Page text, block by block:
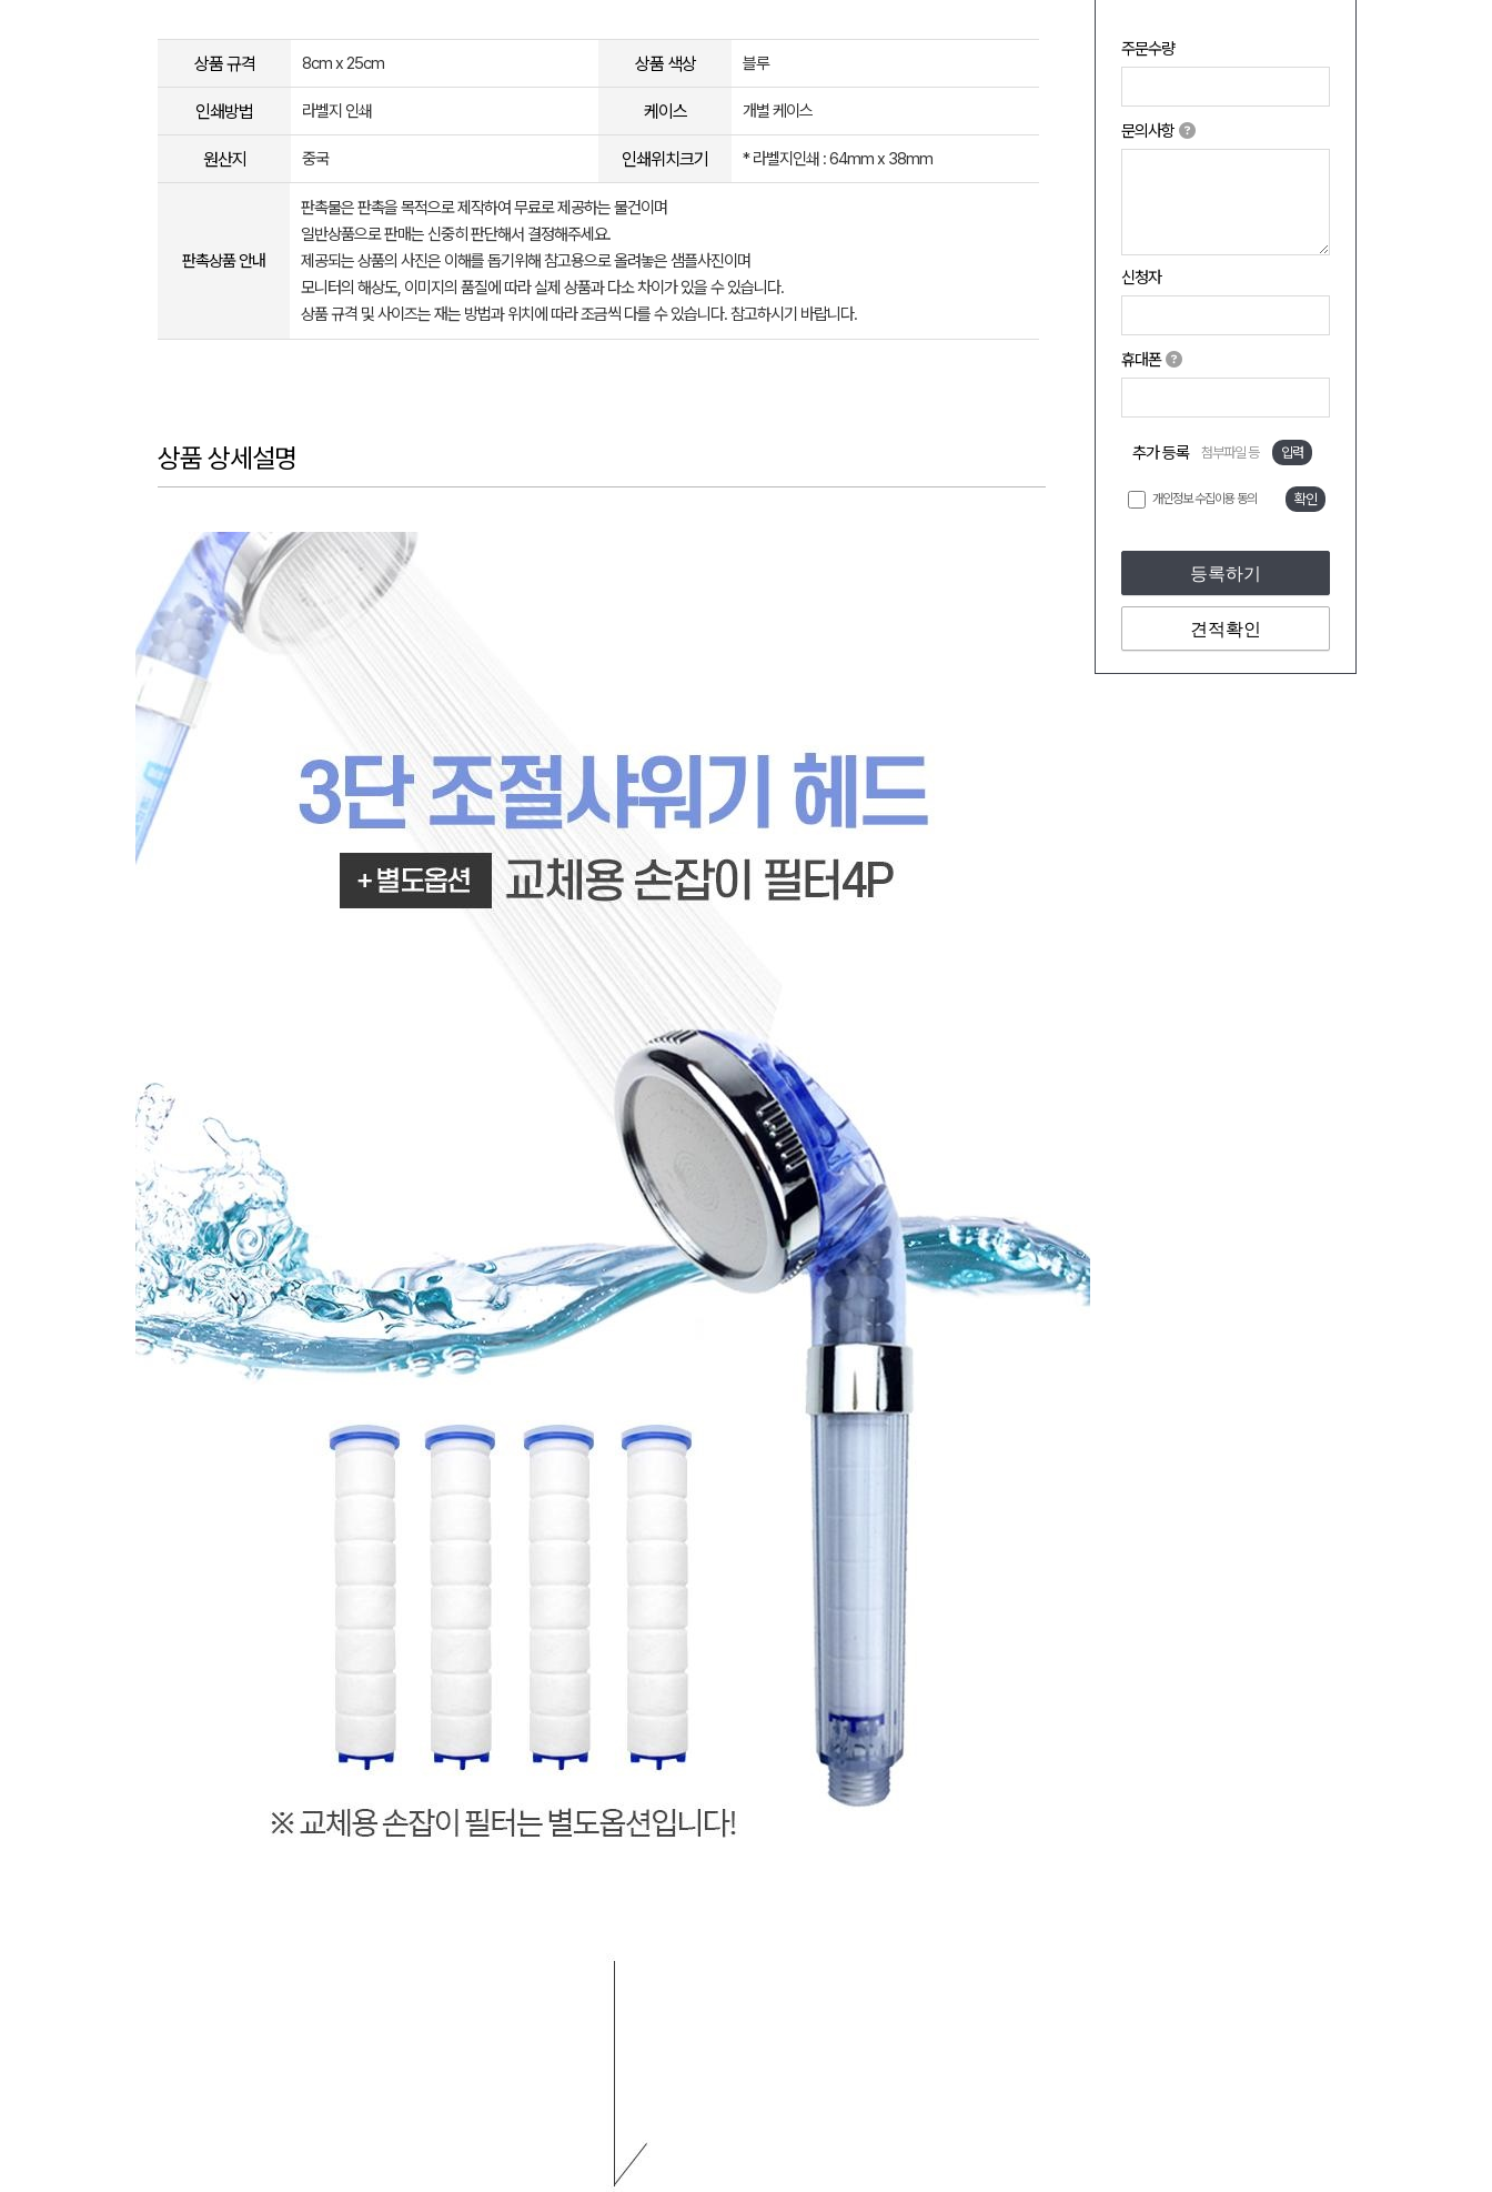
주문수량
문의사항
신청자
휴대폰
추가 등록 첨부파일 등 입력
개인정보 수집이용 동의 확인
등록하기
견적확인
상품 규격 8cm x 25cm 상품 색상 블루
인쇄방법 라벨지 인쇄 케이스 개별 케이스
원산지 중국 인쇄위치크기 * 라벨지인쇄 : 64mm x 38mm
판촉상품 안내
판촉물은 판촉을 목적으로 제작하여 무료로 제공하는 물건이며
일반상품으로 판매는 신중히 판단해서 결정해주세요.
제공되는 상품의 사진은 이해를 돕기위해 참고용으로 올려놓은 샘플사진이며
모니터의 해상도, 이미지의 품질에 따라 실제 상품과 다소 차이가 있을 수 있습니다.
상품 규격 및 사이즈는 재는 방법과 위치에 따라 조금씩 다를 수 있습니다. 참고하시기 바랍니다.
상품 상세설명